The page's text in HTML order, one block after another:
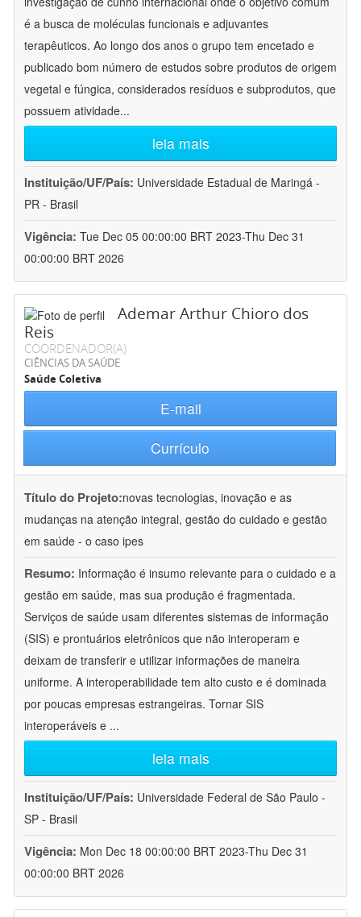
é a busca de moléculas funcionais e adjuvantes
terapêuticos. Ao longo dos anos o grupo tem encetado e
publicado bom número de estudos sobre produtos de origem
vegetal e fúngica, considerados resíduos e subprodutos, que
possuem atividade...
leia mais
Instituição/UF/País: Universidade Estadual de Maringá -
PR - Brasil
Vigência: Tue Dec 05 00:00:00 BRT 2023-Thu Dec 31
00:00:00 BRT 2026
Ademar Arthur Chioro dos
Reis
COORDENADOR(A)
CIÊNCIAS DA SAÚDE
Saúde Coletiva
E-mail
Currículo
Título do Projeto:novas tecnologias, inovação e as
mudanças na atenção integral, gestão do cuidado e gestão
em saúde - o caso ipes
Resumo: Informação é insumo relevante para o cuidado e a
gestão em saúde, mas sua produção é fragmentada.
Serviços de saúde usam diferentes sistemas de informação
(SIS) e prontuários eletrônicos que não interoperam e
deixam de transferir e utilizar informações de maneira
uniforme. A interoperabilidade tem alto custo e é dominada
por poucas empresas estrangeiras. Tornar SIS
interoperáveis e ...
leia mais
Instituição/UF/País: Universidade Federal de São Paulo -
SP - Brasil
Vigência: Mon Dec 18 00:00:00 BRT 2023-Thu Dec 31
00:00:00 BRT 2026